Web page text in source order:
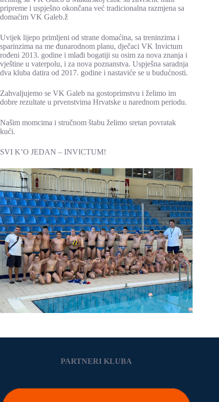
pripreme i uspješno okončana već tradicionalna razmjena sa
domaćim VK Galeb.ž
Uvijek lijepo primljeni od strane domaćina, sa treninzima i
sparinzima na me đunarodnom planu, dječaci VK Invictum
rođeni 2013. godine i mlađi bogatiji su osim za nova znanja i
vještine u vaterpolu, i za nova poznanstva. Uspješna saradnja
dva kluba datira od 2017. godine i nastaviće se u budućnosti.
Zahvaljujemo se VK Galeb na gostoprimstvu i želimo im
dobre rezultate u prvenstvima Hrvatske u narednom periodu.
Našim momcima i stručnom štabu želimo sretan povratak
kući.
SVI K’O JEDAN – INVICTUM!
PARTNERI KLUBA